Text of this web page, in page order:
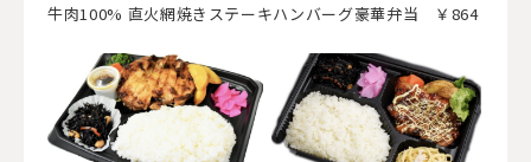
牛肉100% 直火網焼きステーキハンバーグ豪華弁当 ￥864